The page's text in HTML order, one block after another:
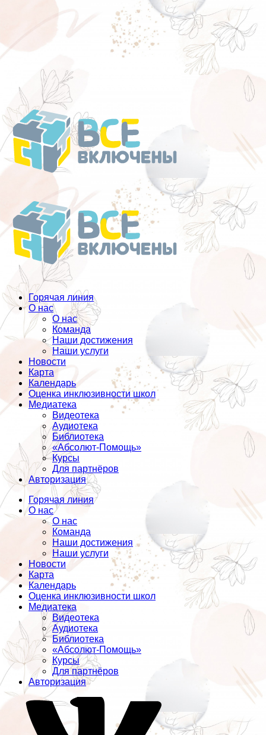
Перейти
к
содержанию
Горячая линия
О нас
О нас
Команда
Наши достижения
Наши услуги
Новости
Карта
Календарь
Оценка инклюзивности школ
Медиатека
Видеотека
Аудиотека
Библиотека
«Абсолют-Помощь»
Курсы
Для партнёров
Авторизация
Горячая линия
О нас
О нас
Команда
Наши достижения
Наши услуги
Новости
Карта
Календарь
Оценка инклюзивности школ
Медиатека
Видеотека
Аудиотека
Библиотека
«Абсолют-Помощь»
Курсы
Для партнёров
Авторизация